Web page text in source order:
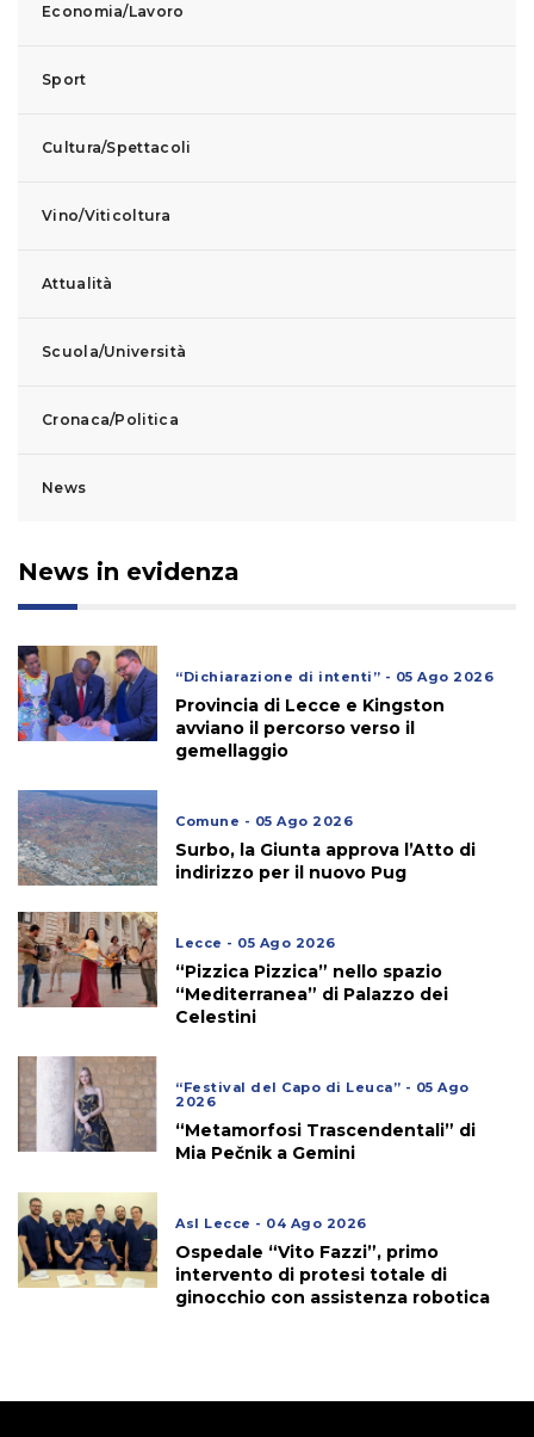
Economia/Lavoro
Sport
Cultura/Spettacoli
Vino/Viticoltura
Attualità
Scuola/Università
Cronaca/Politica
News
News in evidenza
“Dichiarazione di intenti” - 05 Ago 2026
Provincia di Lecce e Kingston
avviano il percorso verso il
gemellaggio
Comune - 05 Ago 2026
Surbo, la Giunta approva l’Atto di
indirizzo per il nuovo Pug
Lecce - 05 Ago 2026
“Pizzica Pizzica” nello spazio
“Mediterranea” di Palazzo dei
Celestini
“Festival del Capo di Leuca” - 05 Ago
2026
“Metamorfosi Trascendentali” di
Mia Pečnik a Gemini
Asl Lecce - 04 Ago 2026
Ospedale “Vito Fazzi”, primo
intervento di protesi totale di
ginocchio con assistenza robotica